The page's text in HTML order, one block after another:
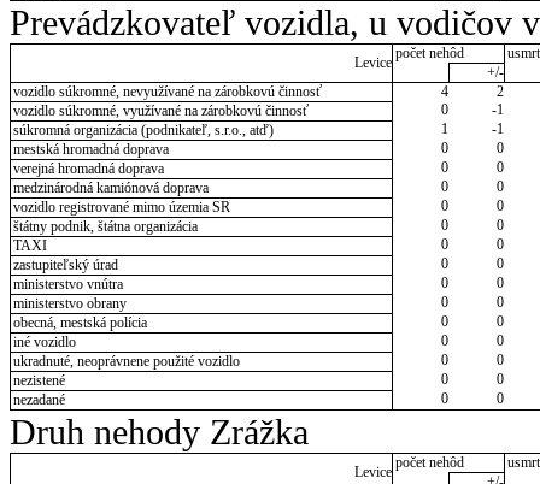
Prevádzkovateľ vozidla, u vodičov
Levice
počet nehôd
+/-
vozidlo súkromné, nevyužívané na zárobkovú činnosť
4
2
vozidlo súkromné, využívané na zárobkovú činnosť
0
-1
súkromná organizácia (podnikateľ, s.r.o., atď)
1
-1
mestská hromadná doprava
0
0
verejná hromadná doprava
0
0
medzinárodná kamiónová doprava
0
0
vozidlo registrované mimo územia SR
0
0
štátny podnik, štátna organizácia
0
0
TAXI
0
0
zastupiteľský úrad
0
0
ministerstvo vnútra
0
0
ministerstvo obrany
0
0
obecná, mestská polícia
0
0
iné vozidlo
0
0
ukradnuté, neoprávnene použité vozidlo
0
0
nezistené
0
0
nezadané
0 0
Druh nehody Zrážka
Levice
počet nehôd